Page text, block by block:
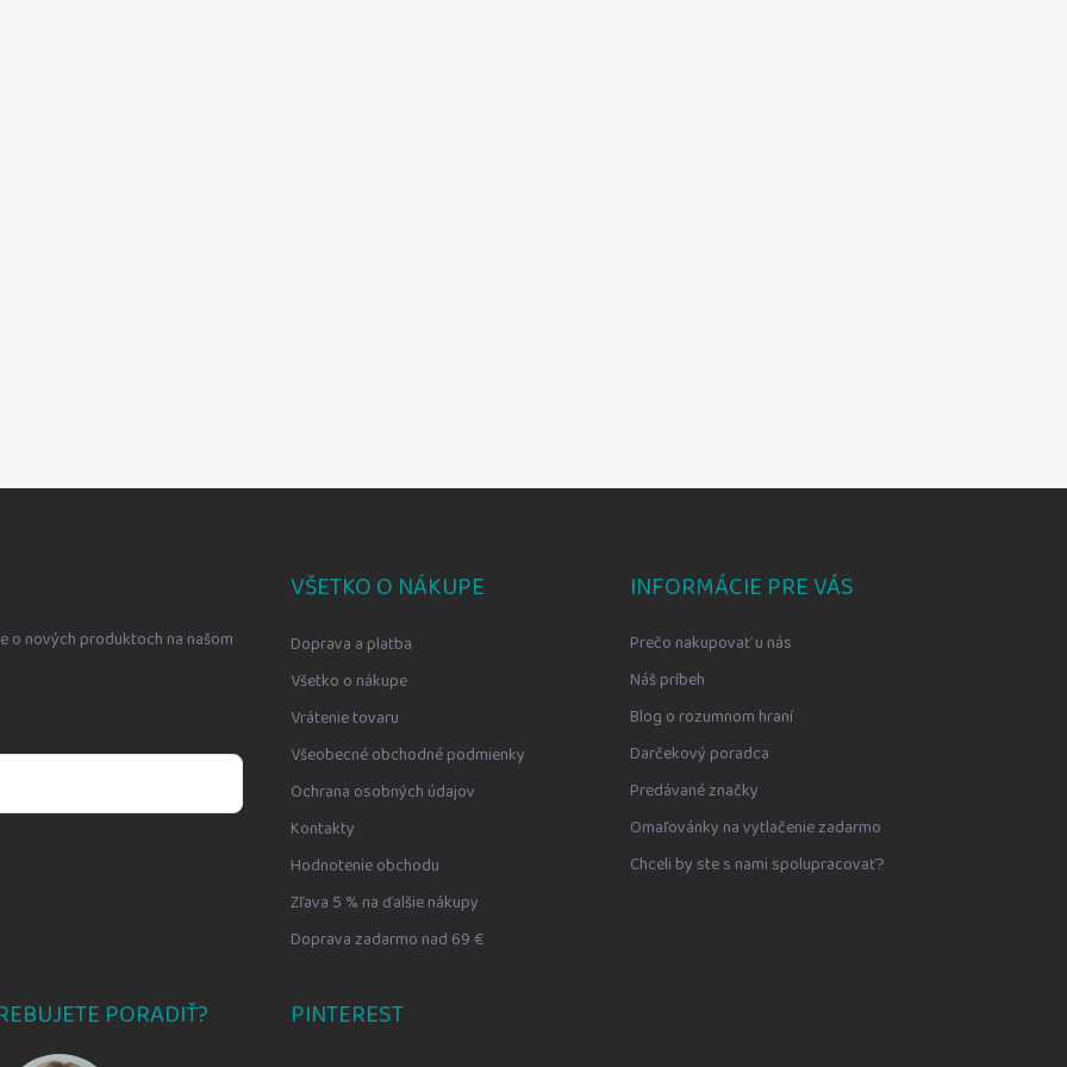
o nových produktoch na našom
VŠETKO O NÁKUPE
Doprava a platba
Všetko o nákupe
Vrátenie tovaru
Všeobecné obchodné podmienky
Ochrana osobných údajov
Kontakty
Hodnotenie obchodu
Zľava 5 % na ďalšie nákupy
Doprava zadarmo nad 69 €
INFORMÁCIE PRE VÁS
Prečo nakupovať u nás
Náš príbeh
Blog o rozumnom hraní
Darčekový poradca
Predávané značky
Omaľovánky na vytlačenie zadarmo
Chceli by ste s nami spolupracovať?
PORADIŤ? PINTEREST